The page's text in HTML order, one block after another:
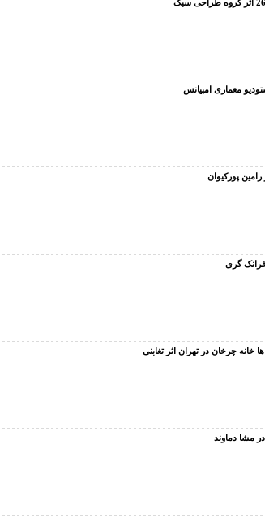
رامین پورکیوان
فرانک گری
خانه چرخان در تهران اثر تغابنی
مشا دماوند